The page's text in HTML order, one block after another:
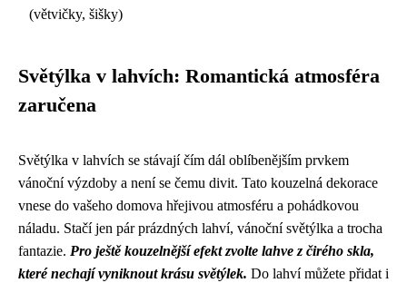
(větvičky, šišky)
Světýlka v lahvích: Romantická atmosféra
zaručena
Světýlka v lahvích se stávají čím dál oblíbenějším prvkem
vánoční výzdoby a není se čemu divit. Tato kouzelná dekorace
vnese do vašeho domova hřejivou atmosféru a pohádkovou
náladu. Stačí jen pár prázdných lahví, vánoční světýlka a trocha
fantazie. Pro ještě kouzelnější efekt zvolte lahve z čirého skla,
které nechají vyniknout krásu světýlek. Do lahví můžete přidat i